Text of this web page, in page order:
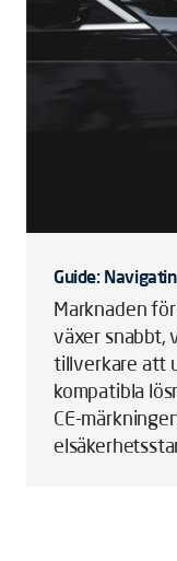
Guide:
Marknaden
växer snabbt,
tillverkare att
kompatibla
CE-